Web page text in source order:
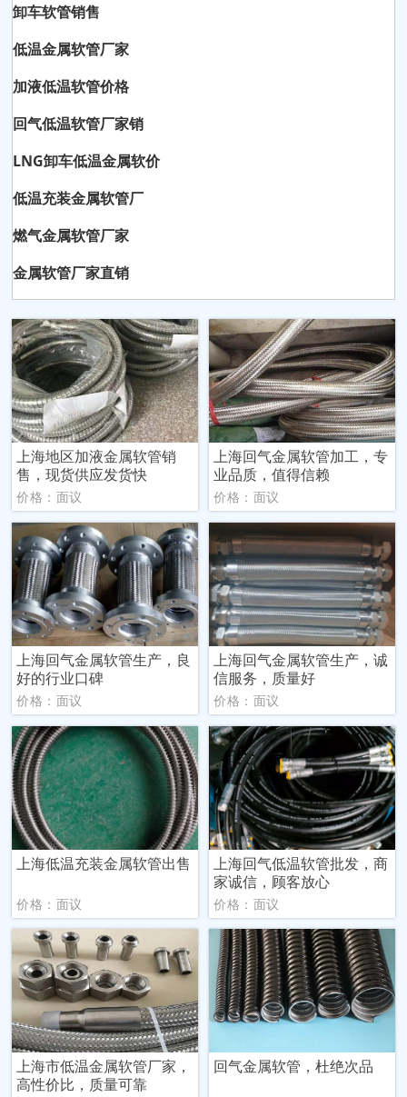
卸车软管销售
低温金属软管厂家
加液低温软管价格
回气低温软管厂家销
LNG卸车低温金属软价
低温充装金属软管厂
燃气金属软管厂家
金属软管厂家直销
上海地区加液金属软管销
售，现货供应发货快
价格：面议
上海回气金属软管加工，专
业品质，值得信赖
价格：面议
上海回气金属软管生产，良
好的行业口碑
价格：面议
上海回气金属软管生产，诚
信服务，质量好
价格：面议
上海低温充装金属软管出售
价格：面议
上海回气低温软管批发，商
家诚信，顾客放心
价格：面议
上海市低温金属软管厂家，
高性价比，质量可靠
回气金属软管，杜绝次品